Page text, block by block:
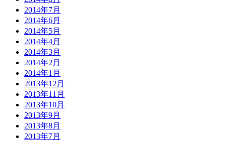
2014年7月
2014年6月
2014年5月
2014年4月
2014年3月
2014年2月
2014年1月
2013年12月
2013年11月
2013年10月
2013年9月
2013年8月
2013年7月